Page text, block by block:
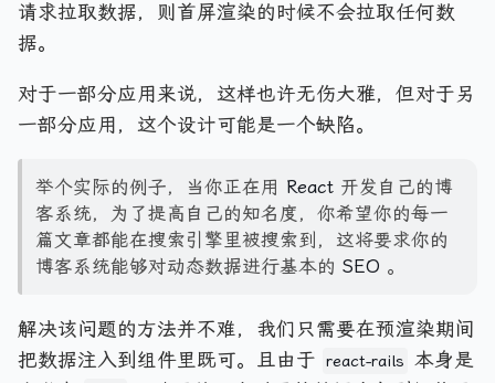
请求拉取数据，则首屏渲染的时候不会拉取任何数
据。
对于一部分应用来说，这样也许无伤大雅，但对于另
一部分应用，这个设计可能是一个缺陷。
举个实际的例子，当你正在用 React 开发自己的博
客系统，为了提高自己的知名度，你希望你的每一
篇文章都能在搜索引擎里被搜索到，这将要求你的
博客系统能够对动态数据进行基本的 SEO 。
解决该问题的方法并不难，我们只需要在预渲染期间
把数据注入到组件里既可。且由于 react-rails 本身是